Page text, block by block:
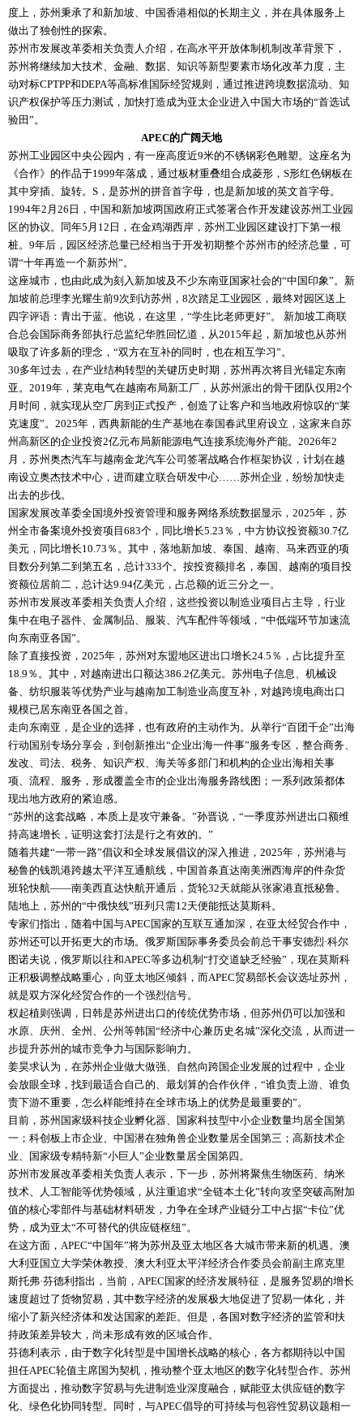
度上，苏州秉承了和新加坡、中国香港相似的长期主义，并在具体服务上
做出了独创性的探索。
苏州市发展改革委相关负责人介绍，在高水平开放体制机制改革背景下，
苏州将继续加大技术、金融、数据、知识等新型要素市场化改革力度，主
动对标CPTPP和DEPA等高标准国际经贸规则，通过推进跨境数据流动、知
识产权保护等压力测试，加快打造成为亚太企业进入中国大市场的“首选试
验田”。
APEC的广阔天地
苏州工业园区中央公园内，有一座高度近9米的不锈钢彩色雕塑。这座名为
《合作》的作品于1999年落成，通过板材重叠组合成菱形，S形红色钢板在
其中穿插、旋转。S，是苏州的拼音首字母，也是新加坡的英文首字母。
1994年2月26日，中国和新加坡两国政府正式签署合作开发建设苏州工业园
区的协议。同年5月12日，在金鸡湖西岸，苏州工业园区建设打下第一根
桩。9年后，园区经济总量已经相当于开发初期整个苏州市的经济总量，可
谓“十年再造一个新苏州”。
这座城市，也由此成为刻入新加坡及不少东南亚国家社会的“中国印象”。新
加坡前总理李光耀生前9次到访苏州，8次踏足工业园区，最终对园区送上
四字评语：青出于蓝。他说，在这里，“学生比老师更好”。 新加坡工商联
合总会国际商务部执行总监纪华胜回忆道，从2015年起，新加坡也从苏州
吸取了许多新的理念，“双方在互补的同时，也在相互学习”。
30多年过去，在产业结构转型的关键历史时期，苏州再次将目光锚定东南
亚。2019年，莱克电气在越南布局新工厂，从苏州派出的骨干团队仅用2个
月时间，就实现从空厂房到正式投产，创造了让客户和当地政府惊叹的“莱
克速度”。2025年，西典新能的生产基地在泰国春武里府设立，这家来自苏
州高新区的企业投资2亿元布局新能源电气连接系统海外产能。2026年2
月，苏州奥杰汽车与越南金龙汽车公司签署战略合作框架协议，计划在越
南设立奥杰技术中心，进而建立联合研发中心……苏州企业，纷纷加快走
出去的步伐。
国家发展改革委全国境外投资管理和服务网络系统数据显示，2025年，苏
州全市备案境外投资项目683个，同比增长5.23％，中方协议投资额30.7亿
美元，同比增长10.73％。其中，落地新加坡、泰国、越南、马来西亚的项
目数分列第二到第五名，总计333个。按投资额排名，泰国、越南的项目投
资额位居前二，总计达9.94亿美元，占总额的近三分之一。
苏州市发展改革委相关负责人介绍，这些投资以制造业项目占主导，行业
集中在电子器件、金属制品、服装、汽车配件等领域，“中低端环节加速流
向东南亚各国”。
除了直接投资，2025年，苏州对东盟地区进出口增长24.5％，占比提升至
18.9％。其中，对越南进出口额达386.2亿美元。苏州电子信息、机械设
备、纺织服装等优势产业与越南加工制造业高度互补，对越跨境电商出口
规模已居东南亚各国之首。
走向东南亚，是企业的选择，也有政府的主动作为。从举行“百团千企”出海
行动国别专场分享会，到创新推出“企业出海一件事”服务专区，整合商务、
发改、司法、税务、知识产权、海关等多部门和机构的企业出海相关事
项、流程、服务，形成覆盖全市的企业出海服务路线图；一系列政策都体
现出地方政府的紧迫感。
“苏州的这套战略，本质上是攻守兼备。”孙晋说，“一季度苏州进出口额维
持高速增长，证明这套打法是行之有效的。”
随着共建“一带一路”倡议和全球发展倡议的深入推进，2025年，苏州港与
秘鲁的钱凯港跨越太平洋互通航线，中国首条直达南美洲西海岸的‌件杂货
班轮快航‌——南美西直达快航开通后，货轮32天就能从张家港直抵秘鲁。
陆地上，苏州的“中俄快线”班列只需12天便能抵达莫斯科。
专家们指出，随着中国与APEC国家的互联互通加深，在亚太经贸合作中，
苏州还可以开拓更大的市场。俄罗斯国际事务委员会前总干事安德烈·科尔
图诺夫说，俄罗斯以往和APEC等多边机制“打交道缺乏经验”，现在莫斯科
正积极调整战略重心，向亚太地区倾斜，而APEC贸易部长会议选址苏州，
就是双方深化经贸合作的一个强烈信号。
权起植则强调，日韩是苏州进出口的传统优势市场，但苏州仍可以加强和
水原、庆州、全州、公州等韩国“经济中心兼历史名城”深化交流，从而进一
步提升苏州的城市竞争力与国际影响力。
姜昊求认为，在苏州企业做大做强、自然向跨国企业发展的过程中，企业
会放眼全球，找到最适合自己的、最划算的合作伙伴，“谁负责上游、谁负
责下游不重要，怎么样能维持在全球市场上的优势是最重要的”。
目前，苏州国家级科技企业孵化器、国家科技型中小企业数量均居全国第
一；科创板上市企业、中国潜在独角兽企业数量居全国第三；高新技术企
业、国家级专精特新“小巨人”企业数量居全国第四。
苏州市发展改革委相关负责人表示，下一步，苏州将聚焦生物医药、纳米
技术、人工智能等优势领域，从注重追求“全链本土化”转向攻坚突破高附加
值的核心零部件与基础材料研发，力争在全球产业链分工中占据“卡位”优
势，成为亚太“不可替代的供应链枢纽”。
在这方面，APEC“中国年”将为苏州及亚太地区各大城市带来新的机遇。澳
大利亚国立大学荣休教授、澳大利亚太平洋经济合作委员会前副主席克里
斯托弗·芬德利指出，当前，APEC国家的经济发展特征，是服务贸易的增长
速度超过了货物贸易，其中数字经济的发展极大地促进了贸易一体化，并
缩小了新兴经济体和发达国家的差距。但是，各国对数字经济的监管和扶
持政策差异较大，尚未形成有效的区域合作。
芬德利表示，由于数字化转型是中国增长战略的核心，各方都期待以中国
担任APEC轮值主席国为契机，推动整个亚太地区的数字化转型合作。苏州
方面提出，推动数字贸易与先进制造业深度融合，赋能亚太供应链的数字
化、绿色化协同转型。同时，与APEC倡导的可持续与包容性贸易议题相一